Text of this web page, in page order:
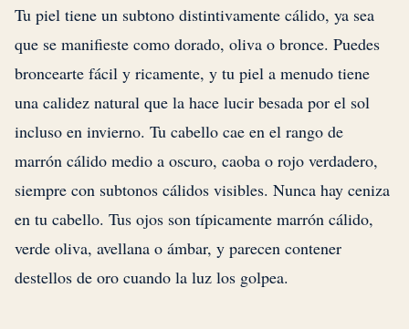
Tu piel tiene un subtono distintivamente cálido, ya sea
que se manifieste como dorado, oliva o bronce. Puedes
broncearte fácil y ricamente, y tu piel a menudo tiene
una calidez natural que la hace lucir besada por el sol
incluso en invierno. Tu cabello cae en el rango de
marrón cálido medio a oscuro, caoba o rojo verdadero,
siempre con subtonos cálidos visibles. Nunca hay ceniza
en tu cabello. Tus ojos son típicamente marrón cálido,
verde oliva, avellana o ámbar, y parecen contener
destellos de oro cuando la luz los golpea.